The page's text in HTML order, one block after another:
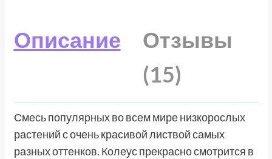
Описание
Отзывы
(15)
Смесь популярных во всем мире низкорослых
растений с очень красивой листвой самых
разных оттенков. Колеус прекрасно смотрится в